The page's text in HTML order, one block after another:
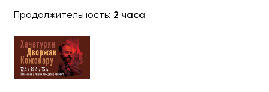
Продолжительность: 2 часа